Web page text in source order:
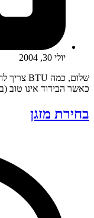
יולי 30, 2004
כאשר הבידוד אינו טוב
בחירת מזגן